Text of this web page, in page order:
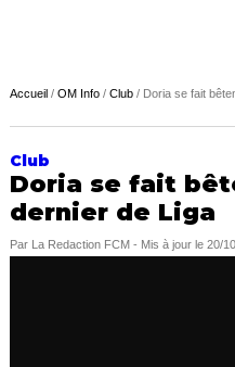
Accueil / OM Info / Club / Doria se fait
Club
Doria se fait
dernier de Liga
Par La Redaction FCM - Mis à jour le 20/